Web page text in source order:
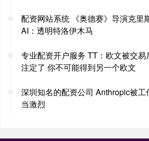
配资网站系统 《奥德赛》导演克里
AI：透明特洛伊木马
专业配资开户服务 TT：欧文被交
注定了 你不可能得到另一个欧文
深圳知名的配资公司 Anthropic被
当激烈